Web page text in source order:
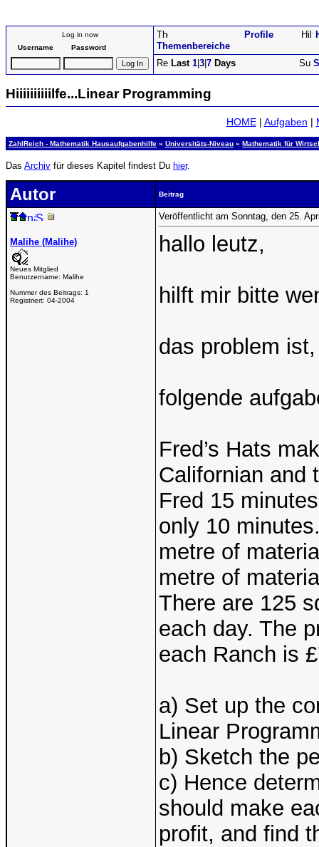
Log in now
Username
Password Themenbereiche
Profile
Last 1 3 7 Days
Hiiiiiiiiiilfe...Linear Programming
HOME| Aufgaben |
ZahlReich - Mathematik Hausaufgabenhilfe » Universitäts-Niveau » Mathematik für
Das Archiv für dieses Kapitel findest Du hier.
Autor Beitrag
Malihe (Malihe)
Neues Mitglied
Benutzername: Malihe
Nummer des Beitrags: 1
Registriert: 04-2004
Veröffentlicht am Sonntag, den 25.
hallo leutz,
hilft mir bitte
das problem
folgende
Fred’s Hats
Californian and
Fred 15
only 10
metre of
metre of
There are 125
each day. The
each Ranch is
a) Set up the
Linear
b) Sketch the
c) Hence
should make
profit, and find